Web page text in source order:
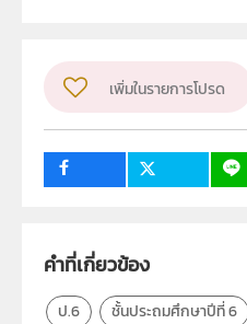
ประถมศึกษาปีที่ 6, ป.6, ระดับป
ประเภท
สำนักงานโครงการสมเด็จพระ
ผู้แต่ง หรือ เจ้าของผลงาน
สาขาคณิตศาสตร์ประถมศึกษา
เพิ่มในรายการโปรด
คำที่เกี่ยวข้อง
ป.6 ชั้นประถมศึกษาปีที่ 6